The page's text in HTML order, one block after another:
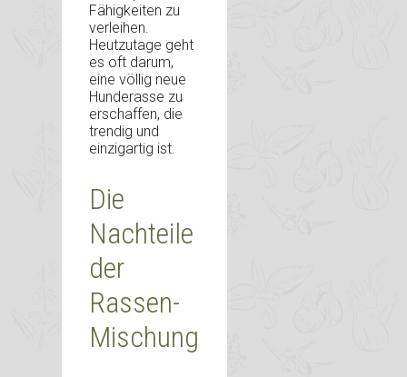
Fähigkeiten zu
verleihen.
Heutzutage geht
es oft darum,
eine völlig neue
Hunderasse zu
erschaffen, die
trendig und
einzigartig ist.
Die
Nachteile
der
Rassen-
Mischung